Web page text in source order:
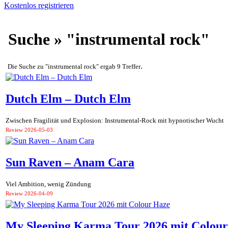
Kostenlos registrieren
Suche » "instrumental rock"
Die Suche zu "instrumental rock" ergab 9 Treffer.
Dutch Elm – Dutch Elm
Zwischen Fragilität und Explosion: Instrumental-Rock mit hypnotischer Wucht
Review 2026-05-03
Sun Raven – Anam Cara
Viel Ambition, wenig Zündung
Review 2026-04-09